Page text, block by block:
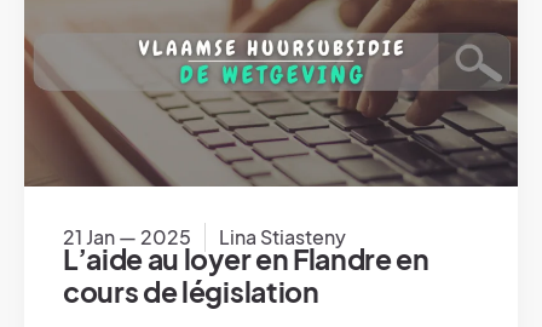
21 Jan — 2025 Lina Stiasteny
L’aide au loyer en Flandre en
cours de législation